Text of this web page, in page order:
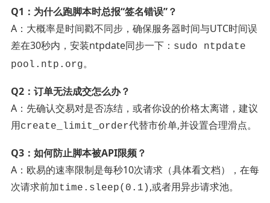
Q1：为什么跑脚本时总报“签名错误”？
A：大概率是时间戳不同步，确保服务器时间与UTC时间误
差在30秒内，安装ntpdate同步一下： sudo ntpdate
pool.ntp.org。
Q2：订单无法成交怎么办？
A：先确认交易对是否冻结，或者你设的价格太离谱，建议
用create_limit_order代替市价单,并设置合理滑点。
Q3：如何防止脚本被API限频？
A：欧易的速率限制是每秒10次请求（具体看文档），在每
次请求前加time.sleep(0.1) ,或者用异步请求池。